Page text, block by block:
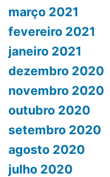
março 2021
fevereiro 2021
janeiro 2021
dezembro 2020
novembro 2020
outubro 2020
setembro 2020
agosto 2020
julho 2020